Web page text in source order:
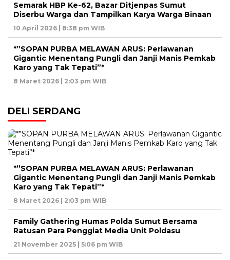
Semarak HBP Ke-62, Bazar Ditjenpas Sumut
Diserbu Warga dan Tampilkan Karya Warga Binaan
10 April 2026 | 8:38 pm WIB
*”SOPAN PURBA MELAWAN ARUS: Perlawanan
Gigantic Menentang Pungli dan Janji Manis Pemkab
Karo yang Tak Tepati”*
8 Maret 2026 | 2:03 pm WIB
DELI SERDANG
*”SOPAN PURBA MELAWAN ARUS: Perlawanan
Gigantic Menentang Pungli dan Janji Manis Pemkab
Karo yang Tak Tepati”*
8 Maret 2026 | 2:03 pm WIB
Family Gathering Humas Polda Sumut Bersama
Ratusan Para Penggiat Media Unit Poldasu
21 November 2025 | 5:06 pm WIB